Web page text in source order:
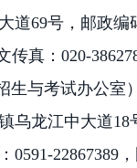
道69号，邮政编
传真：020-
生与考试办公室
乌龙江中大道18
0591-22867389